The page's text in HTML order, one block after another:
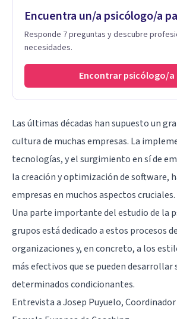
Encuentra un/a psicólogo/a
Responde 7 preguntas y descubre
necesidades.
Encontrar psicólogo/a
Las últimas décadas han supuesto un
cultura de muchas empresas. La
tecnologías, y el surgimiento en sí de
la creación y optimización de software,
empresas en muchos aspectos cruciales.
Una parte importante del estudio de la
gruposestá dedicado a estos procesos
organizaciones y, en concreto, a los
más efectivos que se pueden
determinados condicionantes.
Entrevista a Josep Puyuelo,